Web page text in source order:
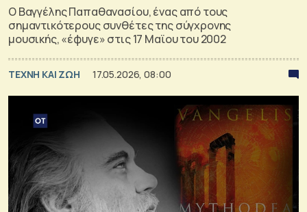
Ο Βαγγέλης Παπαθανασίου, ένας από τους
σημαντικότερους συνθέτες της σύγχρονης
μουσικής, «έφυγε» στις 17 Μαϊου του 2002
TΕΧΝΗ ΚΑΙ ΖΩΗ 17.05.2026, 08:00